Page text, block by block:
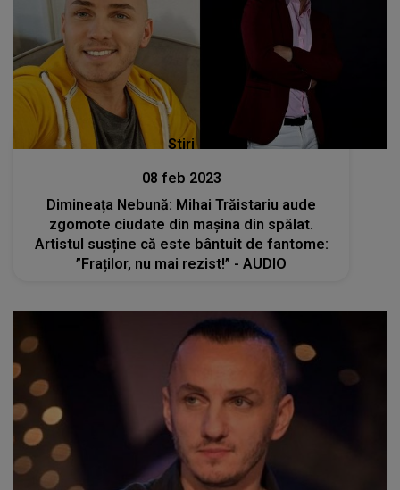
Stiri
08 feb 2023
Dimineața Nebună: Mihai Trăistariu aude
zgomote ciudate din mașina din spălat.
Artistul susține că este bântuit de fantome:
”Fraților, nu mai rezist!” - AUDIO